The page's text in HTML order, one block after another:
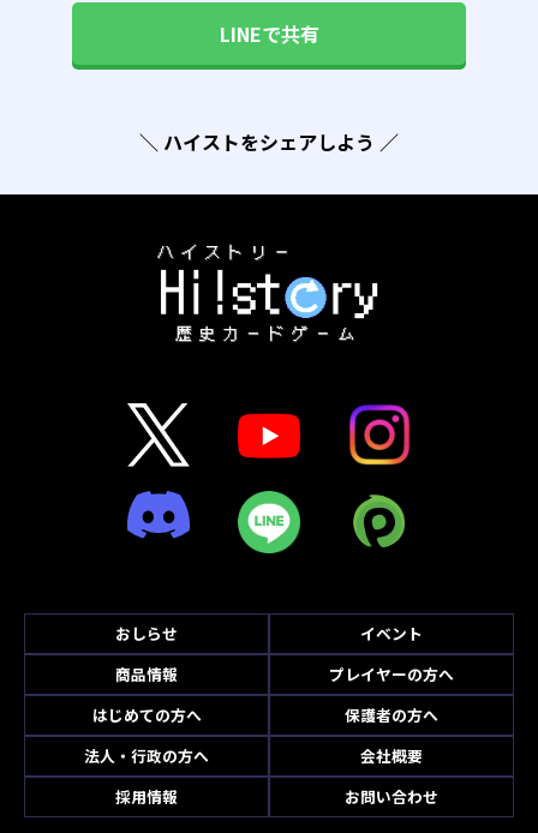
LINEで共有
＼ ハイストをシェアしよう ／
おしらせ
イベント
商品情報
プレイヤーの方へ
はじめての方へ
保護者の方へ
法人・行政の方へ
会社概要
採用情報
お問い合わせ